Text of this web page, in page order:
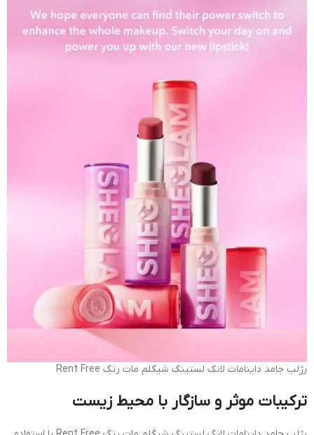
رژلب جامد داینامات لانگ لستینگ شیگلم مات رنگ Rent Free
ترکیبات موثر و سازگار با محیط زیست